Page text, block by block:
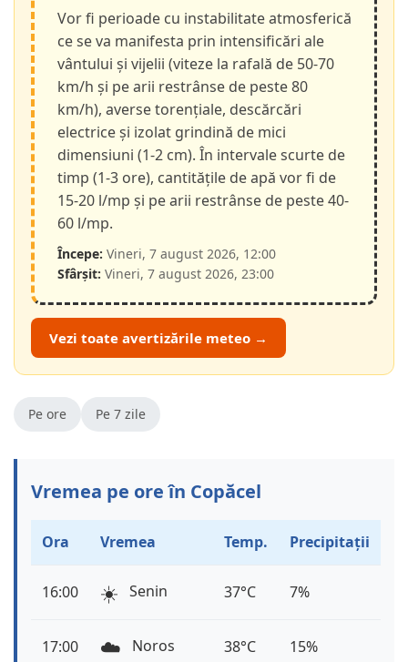
Vor fi perioade cu instabilitate atmosferică
ce se va manifesta prin intensificări ale
vântului și vijelii (viteze la rafală de 50-70
km/h și pe arii restrânse de peste 80
km/h), averse torențiale, descărcări
electrice și izolat grindină de mici
dimensiuni (1-2 cm). În intervale scurte de
timp (1-3 ore), cantitățile de apă vor fi de
15-20 l/mp și pe arii restrânse de peste 40-
60 l/mp.
Începe: Vineri, 7 august 2026, 12:00
Sfârșit: Vineri, 7 august 2026, 23:00
Vezi toate avertizările meteo →
Pe ore Pe 7 zile
Vremea pe ore în Copăcel
Ora Vremea Temp. Precipitații
16:00 ☀️ Senin 37°C 7%
17:00 ☁️ Noros 38°C 15%